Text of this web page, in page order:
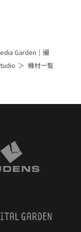
Garden｜撮
機材一覧